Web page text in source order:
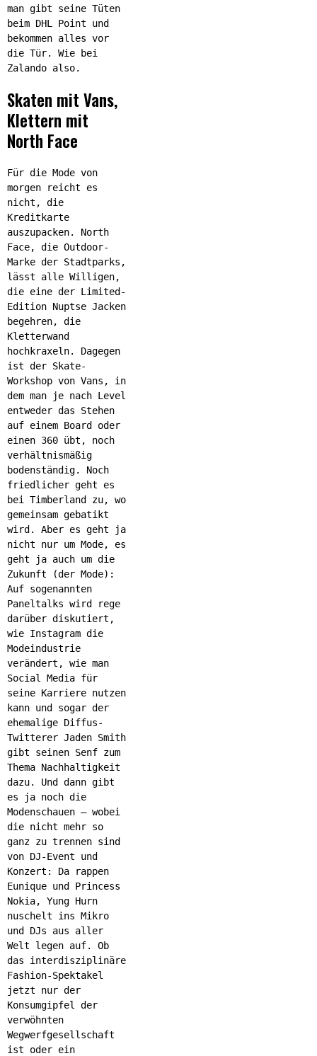
man gibt seine Tüten
beim DHL Point und
bekommen alles vor
die Tür. Wie bei
Zalando also.
Skaten mit Vans,
Klettern mit
North Face
Für die Mode von
morgen reicht es
nicht, die
Kreditkarte
auszupacken. North
Face, die Outdoor-
Marke der Stadtparks,
lässt alle Willigen,
die eine der Limited-
Edition Nuptse Jacken
begehren, die
Kletterwand
hochkraxeln. Dagegen
ist der Skate-
Workshop von Vans, in
dem man je nach Level
entweder das Stehen
auf einem Board oder
einen 360 übt, noch
verhältnismäßig
bodenständig. Noch
friedlicher geht es
bei Timberland zu, wo
gemeinsam gebatikt
wird. Aber es geht ja
nicht nur um Mode, es
geht ja auch um die
Zukunft (der Mode):
Auf sogenannten
Paneltalks wird rege
darüber diskutiert,
wie Instagram die
Modeindustrie
verändert, wie man
Social Media für
seine Karriere nutzen
kann und sogar der
ehemalige Diffus-
Twitterer Jaden Smith
gibt seinen Senf zum
Thema Nachhaltigkeit
dazu. Und dann gibt
es ja noch die
Modenschauen – wobei
die nicht mehr so
ganz zu trennen sind
von DJ-Event und
Konzert: Da rappen
Eunique und Princess
Nokia, Yung Hurn
nuschelt ins Mikro
und DJs aus aller
Welt legen auf. Ob
das interdisziplinäre
Fashion-Spektakel
jetzt nur der
Konsumgipfel der
verwöhnten
Wegwerfgesellschaft
ist oder ein